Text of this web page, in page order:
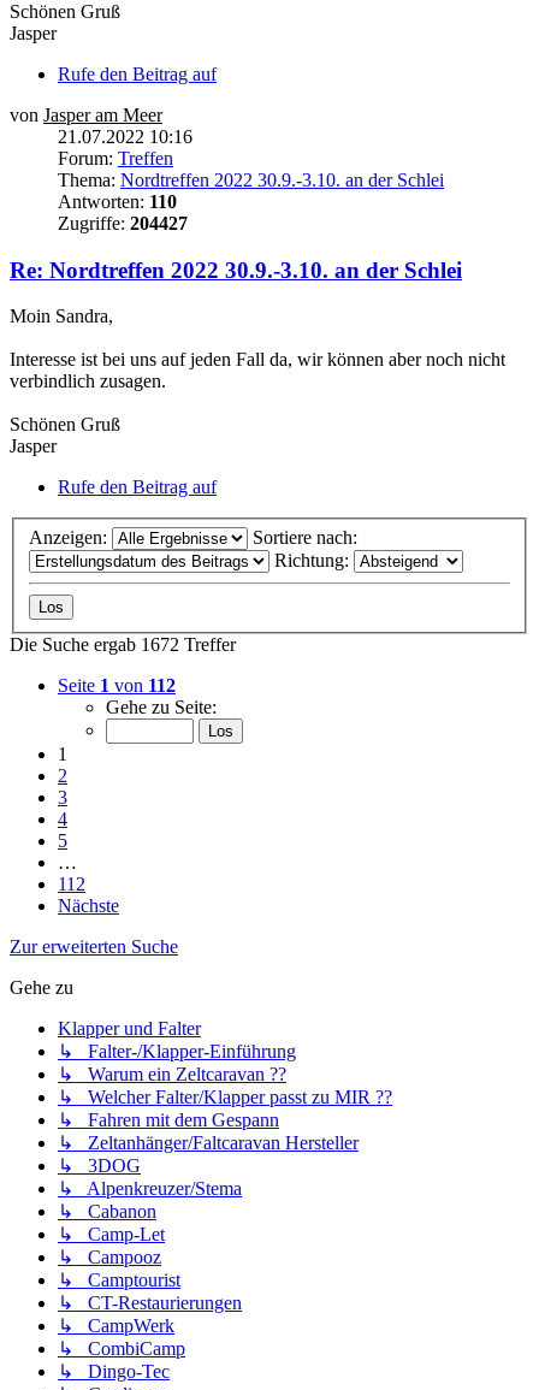
Schönen Gruß
Jasper
Rufe den Beitrag auf
von Jasper am Meer
21.07.2022 10:16
Forum: Treffen
Thema: Nordtreffen 2022 30.9.-3.10. an der Schlei
Antworten: 110
Zugriffe: 204427
Re: Nordtreffen 2022 30.9.-3.10. an der Schlei
Moin Sandra,
Interesse ist bei uns auf jeden Fall da, wir können aber noch nicht
verbindlich zusagen.
Schönen Gruß
Jasper
Rufe den Beitrag auf
Anzeigen:
Sortiere nach:
Richtung:
Die Suche ergab 1672 Treffer
Seite 1 von 112
Gehe zu Seite:
1
2
3
4
5
…
112
Nächste
Zur erweiterten Suche
Gehe zu
Klapper und Falter
↳ Falter-/Klapper-Einführung
↳ Warum ein Zeltcaravan ??
↳ Welcher Falter/Klapper passt zu MIR ??
↳ Fahren mit dem Gespann
↳ Zeltanhänger/Faltcaravan Hersteller
↳ 3DOG
↳ Alpenkreuzer/Stema
↳ Cabanon
↳ Camp-Let
↳ Campooz
↳ Camptourist
↳ CT-Restaurierungen
↳ CampWerk
↳ CombiCamp
↳ Dingo-Tec